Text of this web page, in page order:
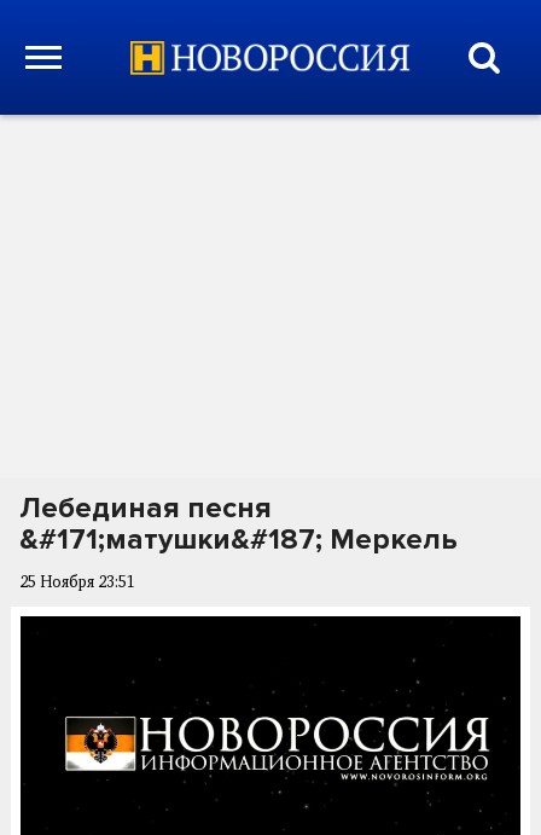
Лебединая песня
&#171;матушки&#187; Меркель
25 Ноября 23:51